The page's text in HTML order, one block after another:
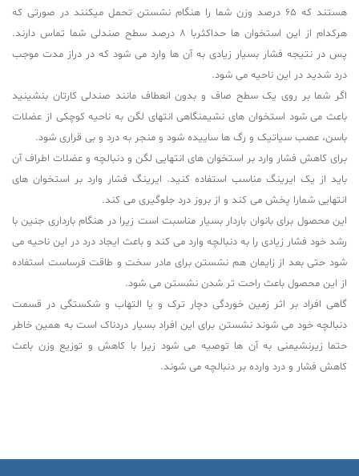
هستند که ۶۵ درصد وزن شما را هنگام نشستن تحمل میکنند در صورتی که
هرکدام از این استخوان ها حداکثربا ۸ درصد سطح صندلی شما تماس دارند.
پس در نتیجه فشار بسیار زیادی به آن ها وارد می شود که در دراز مدت موجب
درد شدید در این ناحیه می شود.
اگر شما بر روی یک سطح صاف و بدون انعطاف مانند صندلی کارتان بنشینید
باعث می شود استخوان های نشیمنگاهی انتهای لگن به ناحیه کوچکی از عضلات
باسن، عصب سیاتیک و رگ ها ساییده شود و منجر به درد و بی قراری شود.
برای کاهش فشار وارد بر استخوان های انتهایی لگن و دنبالچه و عضلات اطراف آن
باید از یک ایرینگ مناسب استفاده کنید. ایرینگ فشار وارد بر استخوان های
انتهایی شمارا پخش می کند و از بروز درد جلوگیری می کند.
این محصول برای بانوان باردار بسیار مناسبت است زیرا در هنگام بارداری جنین با
رشد خود فشار زیادی را به دنبالچه وارد می کند و باعث ایجاد درد در این ناحیه می
شود حتی بعد از زایمان هم نشستن برای مادر سخت و طاقت فرساست استفاده
از این محصول باعث راحت تر شدن نشستن می شود.
گاهی افراد بر اثر زمین خوردگی دچار ترک و یا التهاب و شکستگی در قسمت
دنبالچه خود می شوند نشستن برای این افراد بسیار دردناک است به همین خاطر
حتما زیرنشیمنی به آن ها توصیه می شود زیرا با کاهش و توزیع وزن باعث
کاهش فشار و درد وارده بر دنبالچه می شوند.